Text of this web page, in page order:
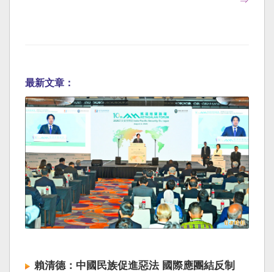
最新文章：
賴清德：中國民族促進惡法 國際應團結反制